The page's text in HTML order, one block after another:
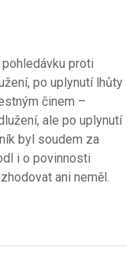
proti
po uplynutí lhůty
činem –
ale po uplynutí
byl soudem za
i o povinnosti
ani neměl.